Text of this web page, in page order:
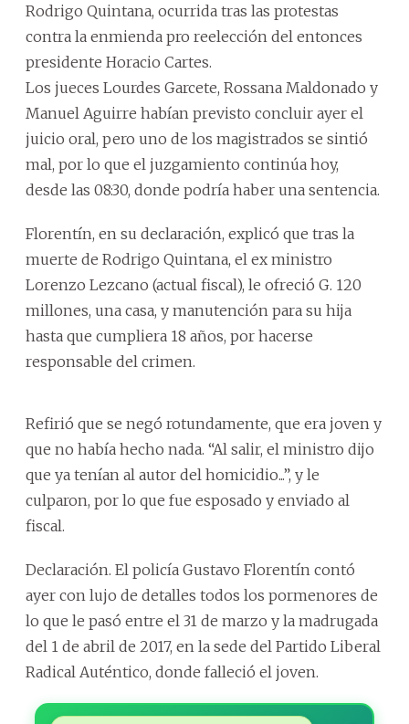
Rodrigo Quintana, ocurrida tras las protestas
contra la enmienda pro reelección del entonces
presidente Horacio Cartes.
Los jueces Lourdes Garcete, Rossana Maldonado y
Manuel Aguirre habían previsto concluir ayer el
juicio oral, pero uno de los magistrados se sintió
mal, por lo que el juzgamiento continúa hoy,
desde las 08:30, donde podría haber una sentencia.
Florentín, en su declaración, explicó que tras la
muerte de Rodrigo Quintana, el ex ministro
Lorenzo Lezcano (actual fiscal), le ofreció G. 120
millones, una casa, y manutención para su hija
hasta que cumpliera 18 años, por hacerse
responsable del crimen.
Refirió que se negó rotundamente, que era joven y
que no había hecho nada. “Al salir, el ministro dijo
que ya tenían al autor del homicidio...”, y le
culparon, por lo que fue esposado y enviado al
fiscal.
Declaración. El policía Gustavo Florentín contó
ayer con lujo de detalles todos los pormenores de
lo que le pasó entre el 31 de marzo y la madrugada
del 1 de abril de 2017, en la sede del Partido Liberal
Radical Auténtico, donde falleció el joven.